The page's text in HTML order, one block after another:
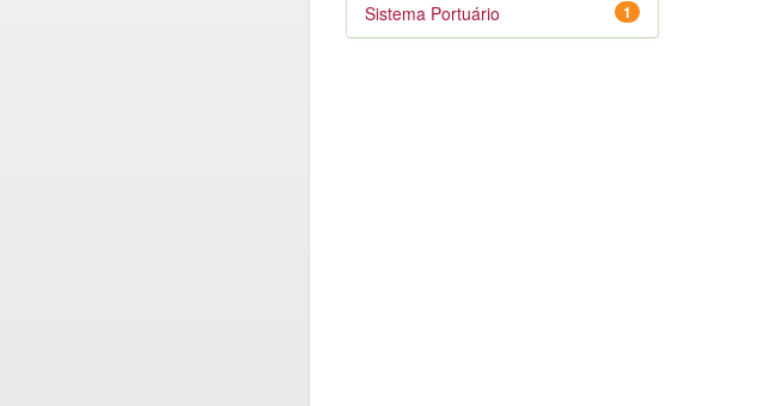
1
Sistema Portuário